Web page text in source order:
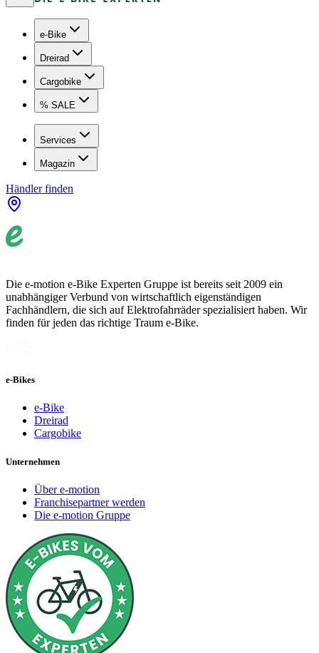
e-Bike
Dreirad
Cargobike
% SALE
Services
Magazin
Händler finden
Die e-motion e-Bike Experten Gruppe ist bereits seit 2009 ein
unabhängiger Verbund von wirtschaftlich eigenständigen
Fachhändlern, die sich auf Elektrofahrräder spezialisiert haben. Wir
finden für jeden das richtige Traum e-Bike.
e-Bikes
e-Bike
Dreirad
Cargobike
Unternehmen
Über e-motion
Franchisepartner werden
Die e-motion Gruppe